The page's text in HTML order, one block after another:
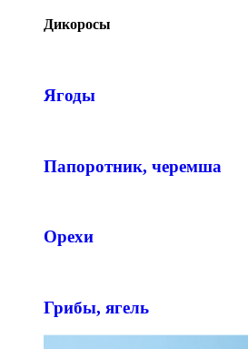
Дикоросы
Ягоды
Папоротник, черемша
Орехи
Грибы, ягель